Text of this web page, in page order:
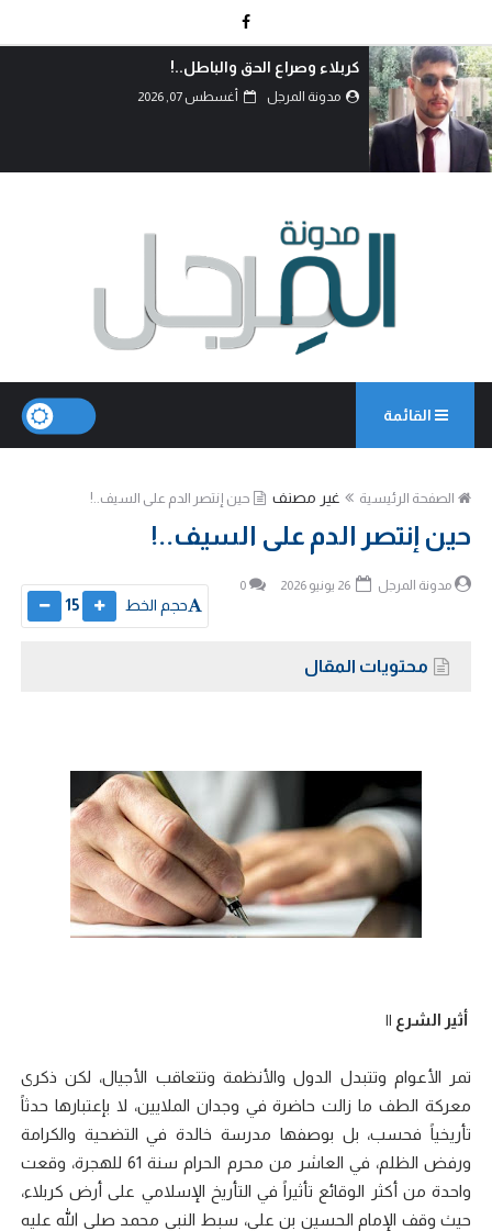
دماءُ أبنائنا ليست رخيصة..!
مدونة المرجل
القائمة
الصفحة الرئيسية غير مصنف حين إنتصر الدم على السيف..!
حين إنتصر الدم على السيف..!
مدونة المرجل 0
حجم الخط 15
محتويات المقال
أثير الشرع ||
تمر الأعوام وتتبدل الدول والأنظمة وتتعاقب الأجيال، لكن ذكرى
معركة الطف ما زالت حاضرة في وجدان الملايين، لا بإعتبارها حدثاً
تأريخياً فحسب، بل بوصفها مدرسة خالدة في التضحية والكرامة
ورفض الظلم، في العاشر من محرم الحرام سنة 61 للهجرة، وقعت
واحدة من أكثر الوقائع تأثيراً في التأريخ الإسلامي على أرض كربلاء،
حيث وقف الإمام الحسين بن علي، سبط النبي محمد صلى الله عليه